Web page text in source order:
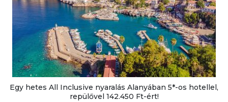
Egy hetes All Inclusive nyaralás Alanyában 5*-os hotellel,
repülővel 142.450 Ft-ért!